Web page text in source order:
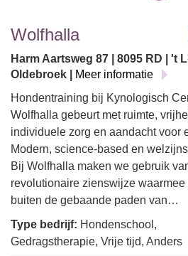
Wolfhalla
Harm Aartsweg 87 | 8095 RD | 't
Oldebroek |
Meer informatie
Hondentraining bij Kynologisch
Wolfhalla gebeurt met ruimte,
individuele zorg en aandacht voor
Modern, science-based en
Bij Wolfhalla maken we gebruik
revolutionaire zienswijze waarmee
buiten de gebaande paden van…
Type bedrijf: Hondenschool,
Gedragstherapie, Vrije tijd, Anders